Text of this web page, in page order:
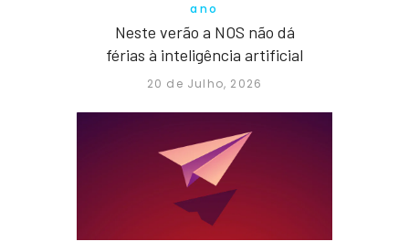
ano
Neste verão a NOS não dá
férias à inteligência artificial
20 de Julho, 2026